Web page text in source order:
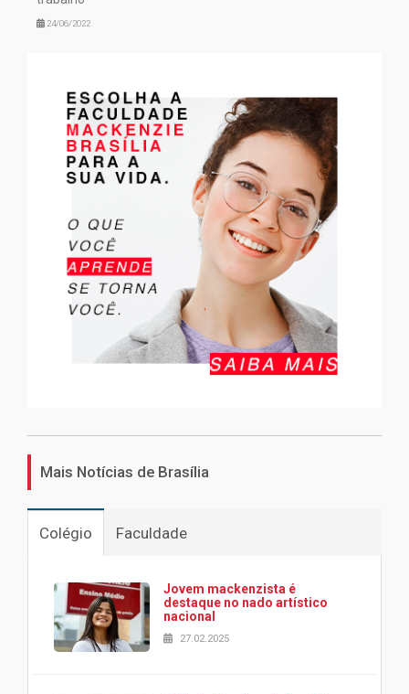
24/06/2022
Mais Notícias de Brasília
Colégio Faculdade
Jovem mackenzista é
destaque no nado artístico
nacional
27.02.2025